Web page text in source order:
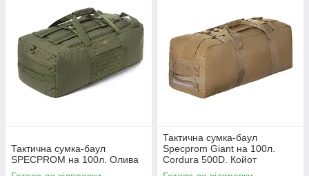
Тактична сумка-баул
SPECPROM на 100л. Олива
Тактична сумка-баул
Specprom Giant на 100л.
Cordura 500D. Койот